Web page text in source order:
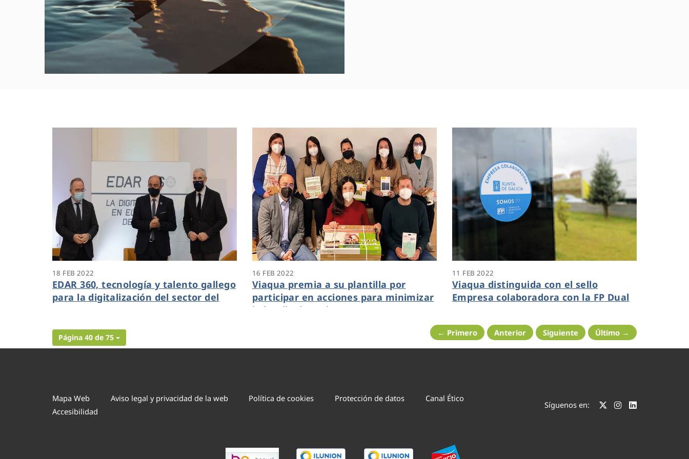
18 FEB 2022
EDAR 360, tecnología y talento gallego
para la digitalización del sector del
16 FEB 2022
Viaqua premia a su plantilla por
participar en acciones para minimizar
la huella de carbono
11 FEB 2022
Viaqua distinguida con el sello
Empresa colaboradora con la FP Dual
Página 40 de 75 ← Primero Anterior Siguiente Último →
Mapa Web Aviso legal y privacidad de la web Política de cookies Protección de datos
Canal Ético
Accesibilidad
Síguenos en: